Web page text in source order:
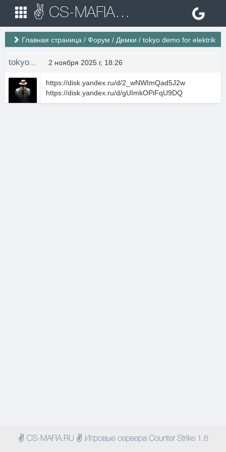
✌ CS-MAFIA.RU ✌ Игровые сервера Counter Strike 1.6
Главная страница / Форум / Демки / tokyo demo for elektrik
2 ноября 2025 г, 18:26
https://disk.yandex.ru/d/2_wNWImQad5J2w
https://disk.yandex.ru/d/gUImkOPiFqU9DQ
✌ CS-MAFIA.RU ✌ Игровые сервера Counter Strike 1.6